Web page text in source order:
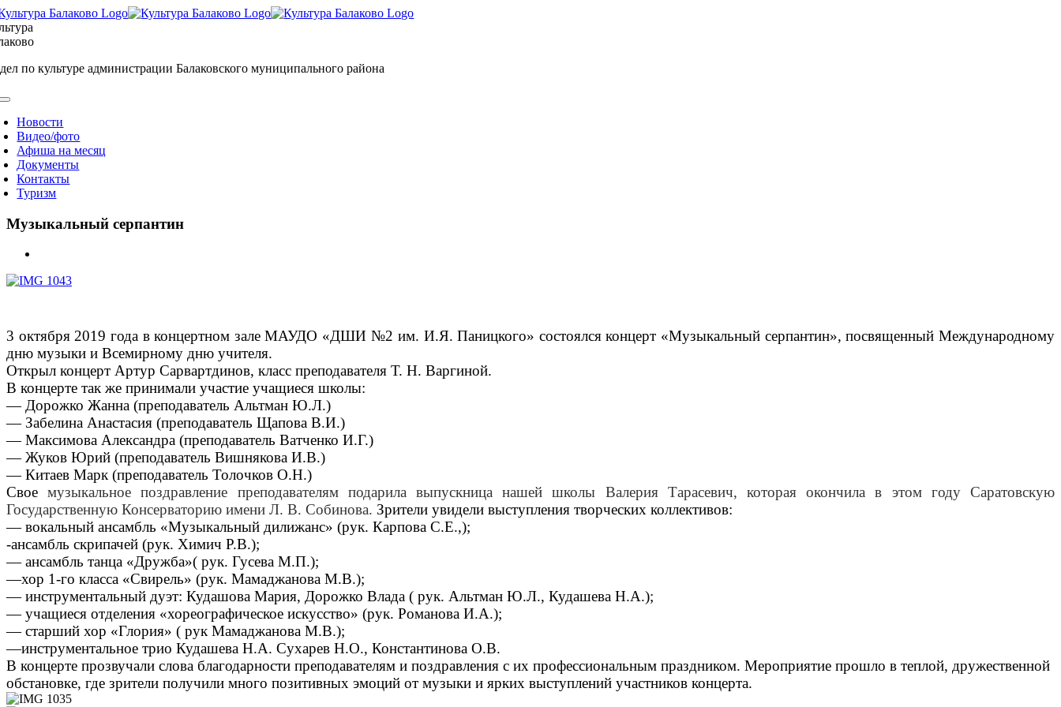
Skip
to
content
по культуре администрации Балаковского муниципального района
Новости
Видео/фото
Афиша на месяц
Документы
Контакты
Туризм
Музыкальный серпантин
Image
3 октября 2019 года в концертном зале МАУДО «ДШИ №2 им. И.Я. Паницкого» состоялся концерт «Музыкальный серпантин», посвященный Международному
дню музыки и Всемирному дню учителя.
Открыл концерт Артур Сарвартдинов, класс преподавателя Т. Н. Варгиной.
В концерте так же принимали участие учащиеся школы:
— Дорожко Жанна (преподаватель Альтман Ю.Л.)
— Забелина Анастасия (преподаватель Щапова В.И.)
— Максимова Александра (преподаватель Ватченко И.Г.)
— Жуков Юрий (преподаватель Вишнякова И.В.)
— Китаев Марк (преподаватель Толочков О.Н.)
Своемузыкальное поздравление преподавателям подарила выпускница нашей школы Валерия Тарасевич, которая окончила в этом году Саратовскую
Государственную Консерваторию имени Л. В. Собинова. Зрители увидели выступления творческих коллективов:
—вокальный ансамбль «Музыкальный дилижанс» (рук. Карпова С.Е.,);
-ансамбль скрипачей (рук. Химич Р.В.);
—ансамбль танца «Дружба»( рук. Гусева М.П.);
—хор 1-го класса «Свирель» (рук. Мамаджанова М.В.);
—инструментальный дуэт: Кудашова Мария, Дорожко Влада ( рук. Альтман Ю.Л., Кудашева Н.А.);
—учащиеся отделения «хореографическое искусство» (рук. Романова И.А.);
—старший хор «Глория» ( рук Мамаджанова М.В.);
—инструментальное трио Кудашева Н.А. Сухарев Н.О., Константинова О.В.
В концерте прозвучали слова благодарности преподавателям и поздравления с их профессиональным праздником. Мероприятие прошло в теплой, дружественной
обстановке, где зрители получили много позитивных эмоций от музыки и ярких выступлений участников концерта.